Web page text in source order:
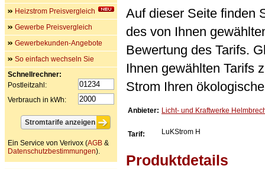
Auf dieser Seite finden
des von Ihnen
Bewertung des Tarifs.
Ihnen gewählten Tarifs
Strom Ihren
Anbieter: Licht- und Kraftwerke
Tarif: LuKStrom H
Produktdetails
Heizstrom Preisvergleich
Gewerbe Preisvergleich
Gewerbekunden-Angebote
So einfach wechseln Sie
Schnellrechner:
Postleitzahl:
Verbrauch in kWh:
Ein Service von Verivox (AGB &
Datenschutzbestimmungen).